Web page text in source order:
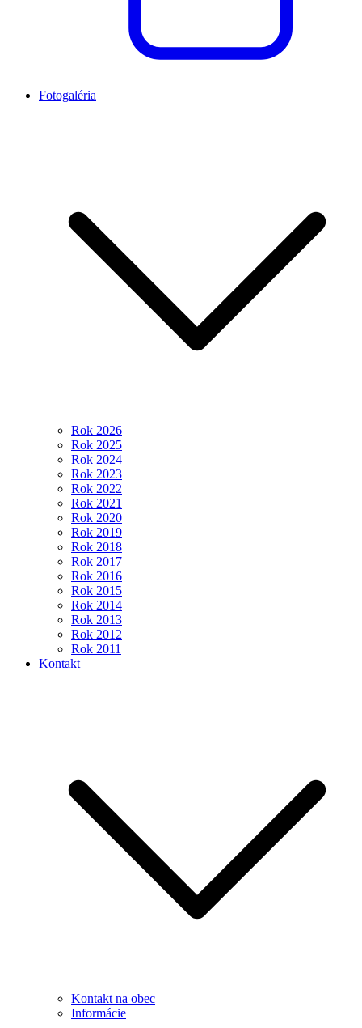
Fotogaléria
Rok 2026
Rok 2025
Rok 2024
Rok 2023
Rok 2022
Rok 2021
Rok 2020
Rok 2019
Rok 2018
Rok 2017
Rok 2016
Rok 2015
Rok 2014
Rok 2013
Rok 2012
Rok 2011
Kontakt
Kontakt na obec
Informácie